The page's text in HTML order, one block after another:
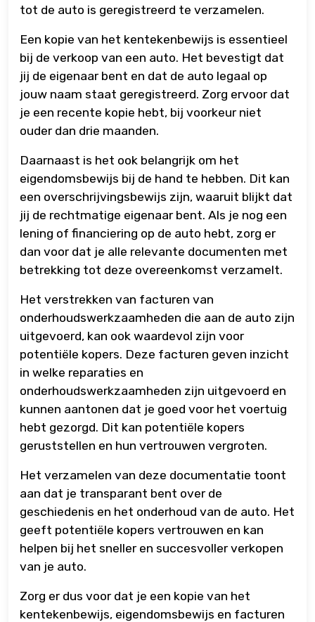
tot de auto is geregistreerd te verzamelen.
Een kopie van het kentekenbewijs is essentieel
bij de verkoop van een auto. Het bevestigt dat
jij de eigenaar bent en dat de auto legaal op
jouw naam staat geregistreerd. Zorg ervoor dat
je een recente kopie hebt, bij voorkeur niet
ouder dan drie maanden.
Daarnaast is het ook belangrijk om het
eigendomsbewijs bij de hand te hebben. Dit kan
een overschrijvingsbewijs zijn, waaruit blijkt dat
jij de rechtmatige eigenaar bent. Als je nog een
lening of financiering op de auto hebt, zorg er
dan voor dat je alle relevante documenten met
betrekking tot deze overeenkomst verzamelt.
Het verstrekken van facturen van
onderhoudswerkzaamheden die aan de auto zijn
uitgevoerd, kan ook waardevol zijn voor
potentiële kopers. Deze facturen geven inzicht
in welke reparaties en
onderhoudswerkzaamheden zijn uitgevoerd en
kunnen aantonen dat je goed voor het voertuig
hebt gezorgd. Dit kan potentiële kopers
geruststellen en hun vertrouwen vergroten.
Het verzamelen van deze documentatie toont
aan dat je transparant bent over de
geschiedenis en het onderhoud van de auto. Het
geeft potentiële kopers vertrouwen en kan
helpen bij het sneller en succesvoller verkopen
van je auto.
Zorg er dus voor dat je een kopie van het
kentekenbewijs, eigendomsbewijs en facturen